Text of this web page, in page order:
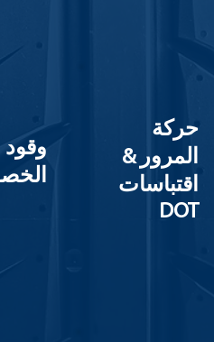
وقود
حركة
المرور &
اقتباسات
DOT